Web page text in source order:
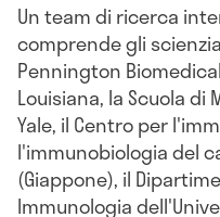
Un team di ricerca
comprende gli
Pennington
Louisiana, la Scuola
Yale, il Centro per
l'immunobiologia del
(Giappone), il
Immunologia